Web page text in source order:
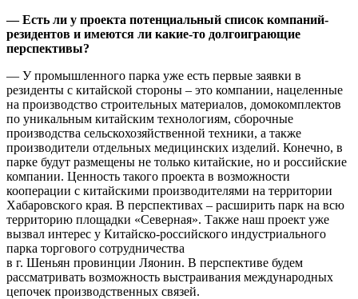
— Есть ли у проекта потенциальный список компаний-
резидентов и имеются ли какие-то долгоиграющие
перспективы?
— У промышленного парка уже есть первые заявки в
резиденты с китайской стороны – это компании, нацеленные
на производство строительных материалов, домокомплектов
по уникальным китайским технологиям, сборочные
производства сельскохозяйственной техники, а также
производители отдельных медицинских изделий. Конечно, в
парке будут размещены не только китайские, но и российские
компании. Ценность такого проекта в возможности
кооперации с китайскими производителями на территории
Хабаровского края. В перспективах – расширить парк на всю
территорию площадки «Северная». Также наш проект уже
вызвал интерес у Китайско-российского индустриального
парка торгового сотрудничества
в г. Шеньян провинции Ляонин. В перспективе будем
рассматривать возможность выстраивания международных
цепочек производственных связей.